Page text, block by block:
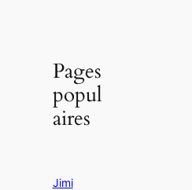
Pages
popul
aires
Jimi